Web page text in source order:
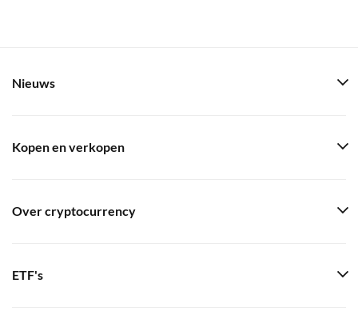
Nieuws
Kopen en verkopen
Over cryptocurrency
ETF's